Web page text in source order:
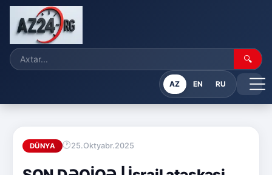
🔍
AZ EN RU
DÜNYA 25.Oktyabr.2025